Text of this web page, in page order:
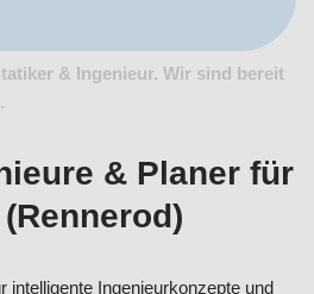
& Ingenieur. Wir sind bereit
& Planer für
intelligente Ingenieurkonzepte und